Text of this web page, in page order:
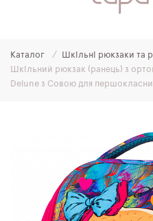
МОЛОДІЖНІ РЮКЗАКИ
ПЛЯШКИ ДЛЯ ВОДИ
Каталог
Шкільні рюкзаки та
Шкільний рюкзак (ранець) з
Delune з Совою для